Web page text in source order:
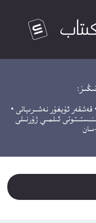
قەشقەر ئۇيغۇر نەشىرىياتى •
ئىلمىي ژۇرنىلى